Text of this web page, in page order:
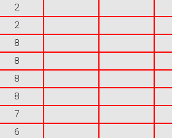
2
2
8
8
8
8
7
6